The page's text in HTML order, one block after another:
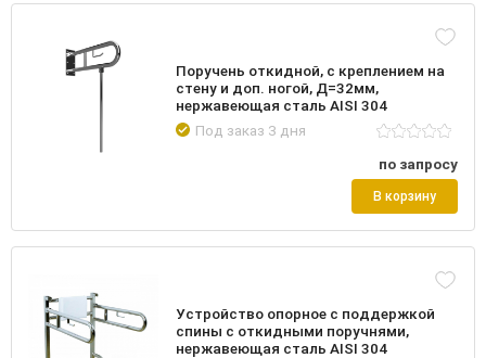
Поручень откидной, с креплением на
стену и доп. ногой, Д=32мм,
нержавеющая сталь AISI 304
Под заказ 3 дня
по запросу
В корзину
Устройство опорное с поддержкой
спины с откидными поручнями,
нержавеющая сталь AISI 304